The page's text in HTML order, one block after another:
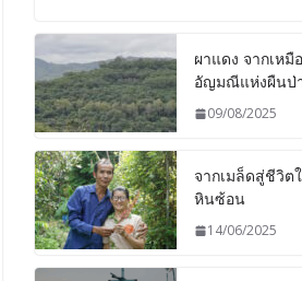
ผาแดง จากเหมื
อัญมณีแห่งผืนป่
09/08/2025
จากเมล็ดสู่ชีวิต
หินซ้อน
14/06/2025